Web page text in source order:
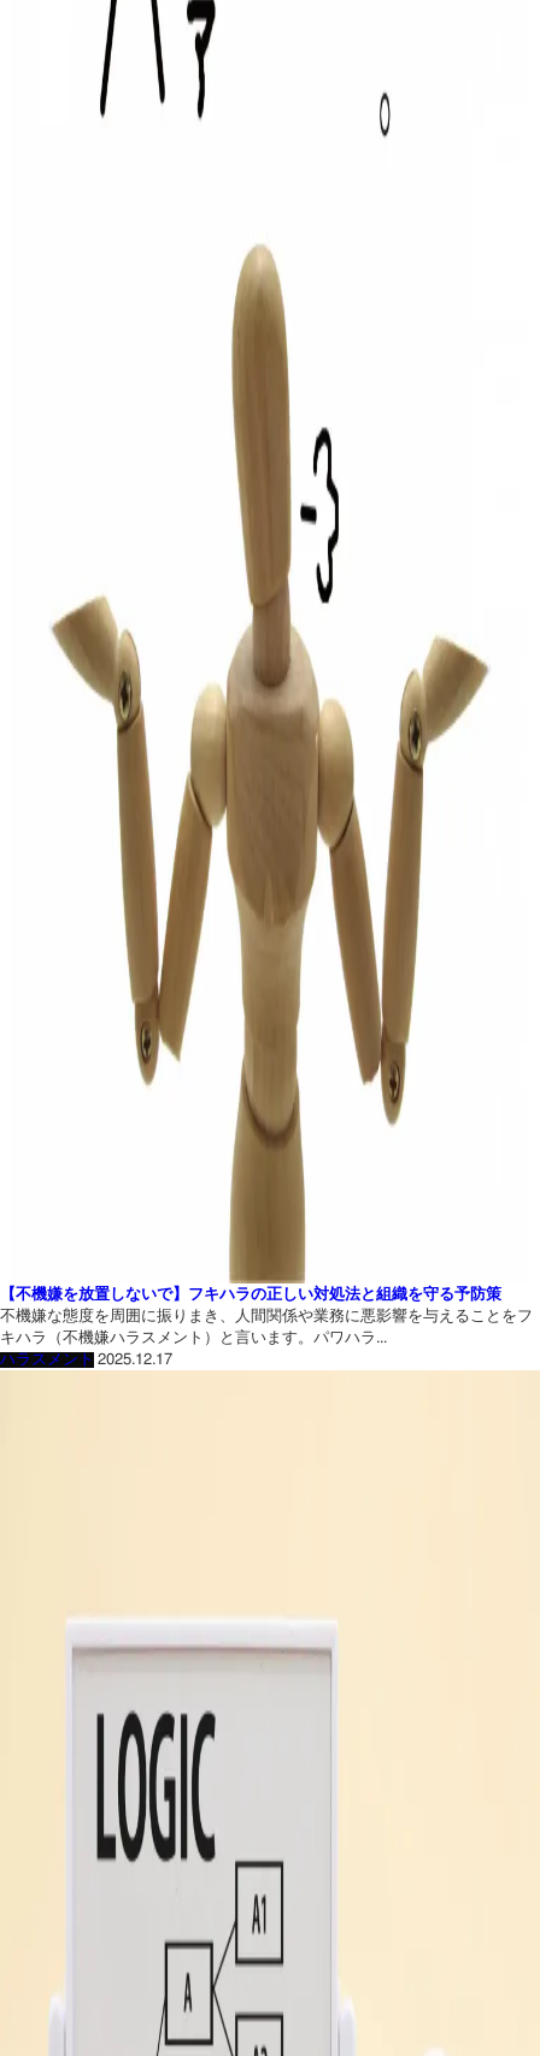
【不機嫌を放置しないで】フキハラの正しい対処法と組織を守る予防策
不機嫌な態度を周囲に振りまき、人間関係や業務に悪影響を与えることをフ
キハラ（不機嫌ハラスメント）と言います。パワハラ...
ハラスメント 2025.12.17